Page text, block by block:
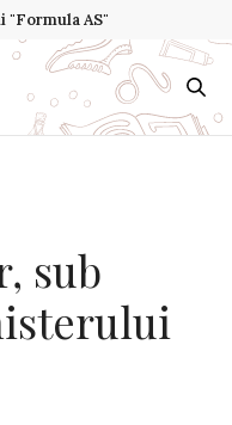
"Formula AS"
sub